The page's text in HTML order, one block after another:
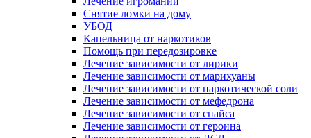
Снятие ломки на дому
УБОД
Капельница от наркотиков
Помощь при передозировке
Лечение зависимости от лирики
Лечение зависимости от марихуаны
Лечение зависимости от наркотической соли
Лечение зависимости от мефедрона
Лечение зависимости от спайса
Лечение зависимости от героина